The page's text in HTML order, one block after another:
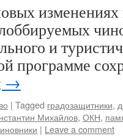
лоббируемых
и
программе
→
| Tagged градозащитники,
Михайлов, ОКН,
| Leave a comment